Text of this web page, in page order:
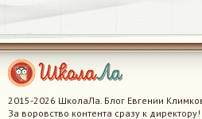
2015-2026 ШколаЛа. Блог Евгении
За воровство контента сразу к